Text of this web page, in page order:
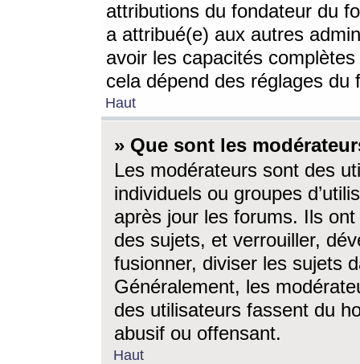
attributions du fondateur du
a attribué(e) aux autres
avoir les capacités
cela dépend des réglages du
Haut
» Que sont les
Les modérateurs sont des
individuels ou groupes
après jour les forums. Ils ont
des sujets, et verrouiller,
fusionner, diviser les sujets
Généralement, les
des utilisateurs fassent du
abusif ou offensant.
Haut